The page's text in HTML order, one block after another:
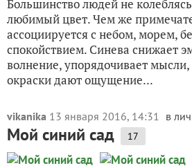
Большинство людей не
любимый цвет. Чем же
ассоциируется с небом, морем,
спокойствием. Синева снижает
волнение, упорядочивает
окраски дают ощущение...
vikanika 13 января 2016, 14:31 в
Мой синий сад 17